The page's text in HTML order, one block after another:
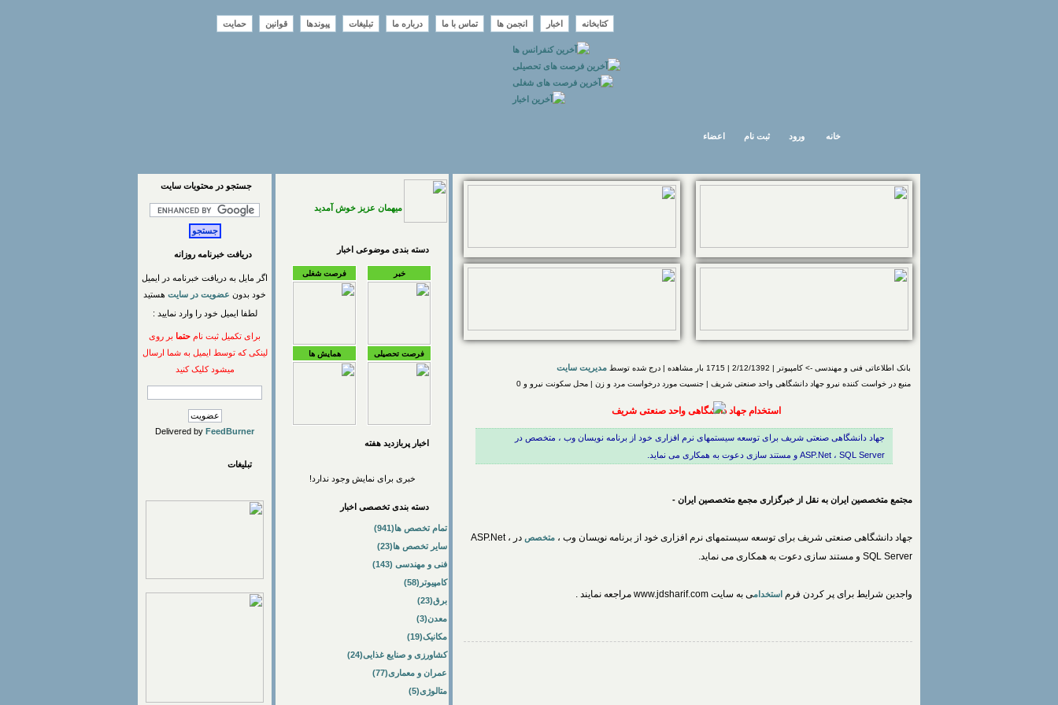
کتابخانه اخبار انجمن ها تماس با ما درباره ما تبلیغات پیوندها قوانین حمایت
اعضاء ثبت نام ورود خانه
بانک اطلاعاتی فنی و مهندسی -> کامپیوتر | 2/12/1392 | 1715 بار مشاهده | درج شده توسط مدیریت سایت
منبع در خواست کننده نیرو جهاد دانشگاهی واحد صنعتی شریف | جنسیت مورد درخواست مرد و زن | محل سکونت نیرو و 0
استخدام جهاد دانشگاهی واحد صنعتی شریف
جهاد دانشگاهی صنعتی شریف برای توسعه سیستمهای نرم افزاری خود از برنامه نویسان وب ، متخصص در
ASP.Net ، SQL Server و مستند سازی دعوت به همکاری می نماید.
مجتمع متخصصین ایران به نقل از خبرگزاری مجمع متخصصین ایران -
جهاد دانشگاهی صنعتی شریف برای توسعه سیستمهای نرم افزاری خود از برنامه نویسان وب ، متخصص
در ASP.Net ،
SQL Server و مستند سازی دعوت به همکاری می نماید.
واجدین شرایط برای پر کردن فرم استخدامی به سایت www.jdsharif.com مراجعه نمایند .
میهمان عزیز خوش آمدید
دسته بندی موضوعی اخبار
خبر فرصت شغلی
فرصت تحصیلی همایش ها
اخبار پربازديد هفته
خبری برای نمایش وجود ندارد!
دسته بندی تخصصی اخبار
تمام تخصص ها(941)
سایر تخصص ها(23)
فنی و مهندسی (143)
کامپیوتر(58)
برق(23)
معدن(3)
مکانیک(19)
کشاورزی و صنایع غذایی(24)
عمران و معماری(77)
متالوژی(5)
جستجو در محتويات سايت
دریافت خبرنامه روزانه
اگر مایل به دریافت خبرنامه در ایمیل
خود بدون عضویت در سایت هستید
لطفا ایمیل خود را وارد نمایید :
برای تکمیل ثبت نام حتما بر روی
لینکی که توسط ایمیل به شما ارسال
میشود کلیک کنید
Delivered by FeedBurner
تبلیغات